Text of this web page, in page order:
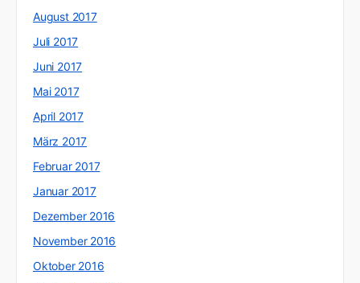
August 2017
Juli 2017
Juni 2017
Mai 2017
April 2017
März 2017
Februar 2017
Januar 2017
Dezember 2016
November 2016
Oktober 2016